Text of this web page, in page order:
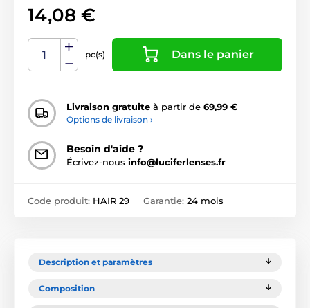
14,08 €
pc(s) Dans le panier
Livraison gratuite à partir de 69,99 €
Options de livraison ›
Besoin d'aide ?
Écrivez-nous info@luciferlenses.fr
Code produit: HAIR 29 Garantie: 24 mois
Description et paramètres
Composition